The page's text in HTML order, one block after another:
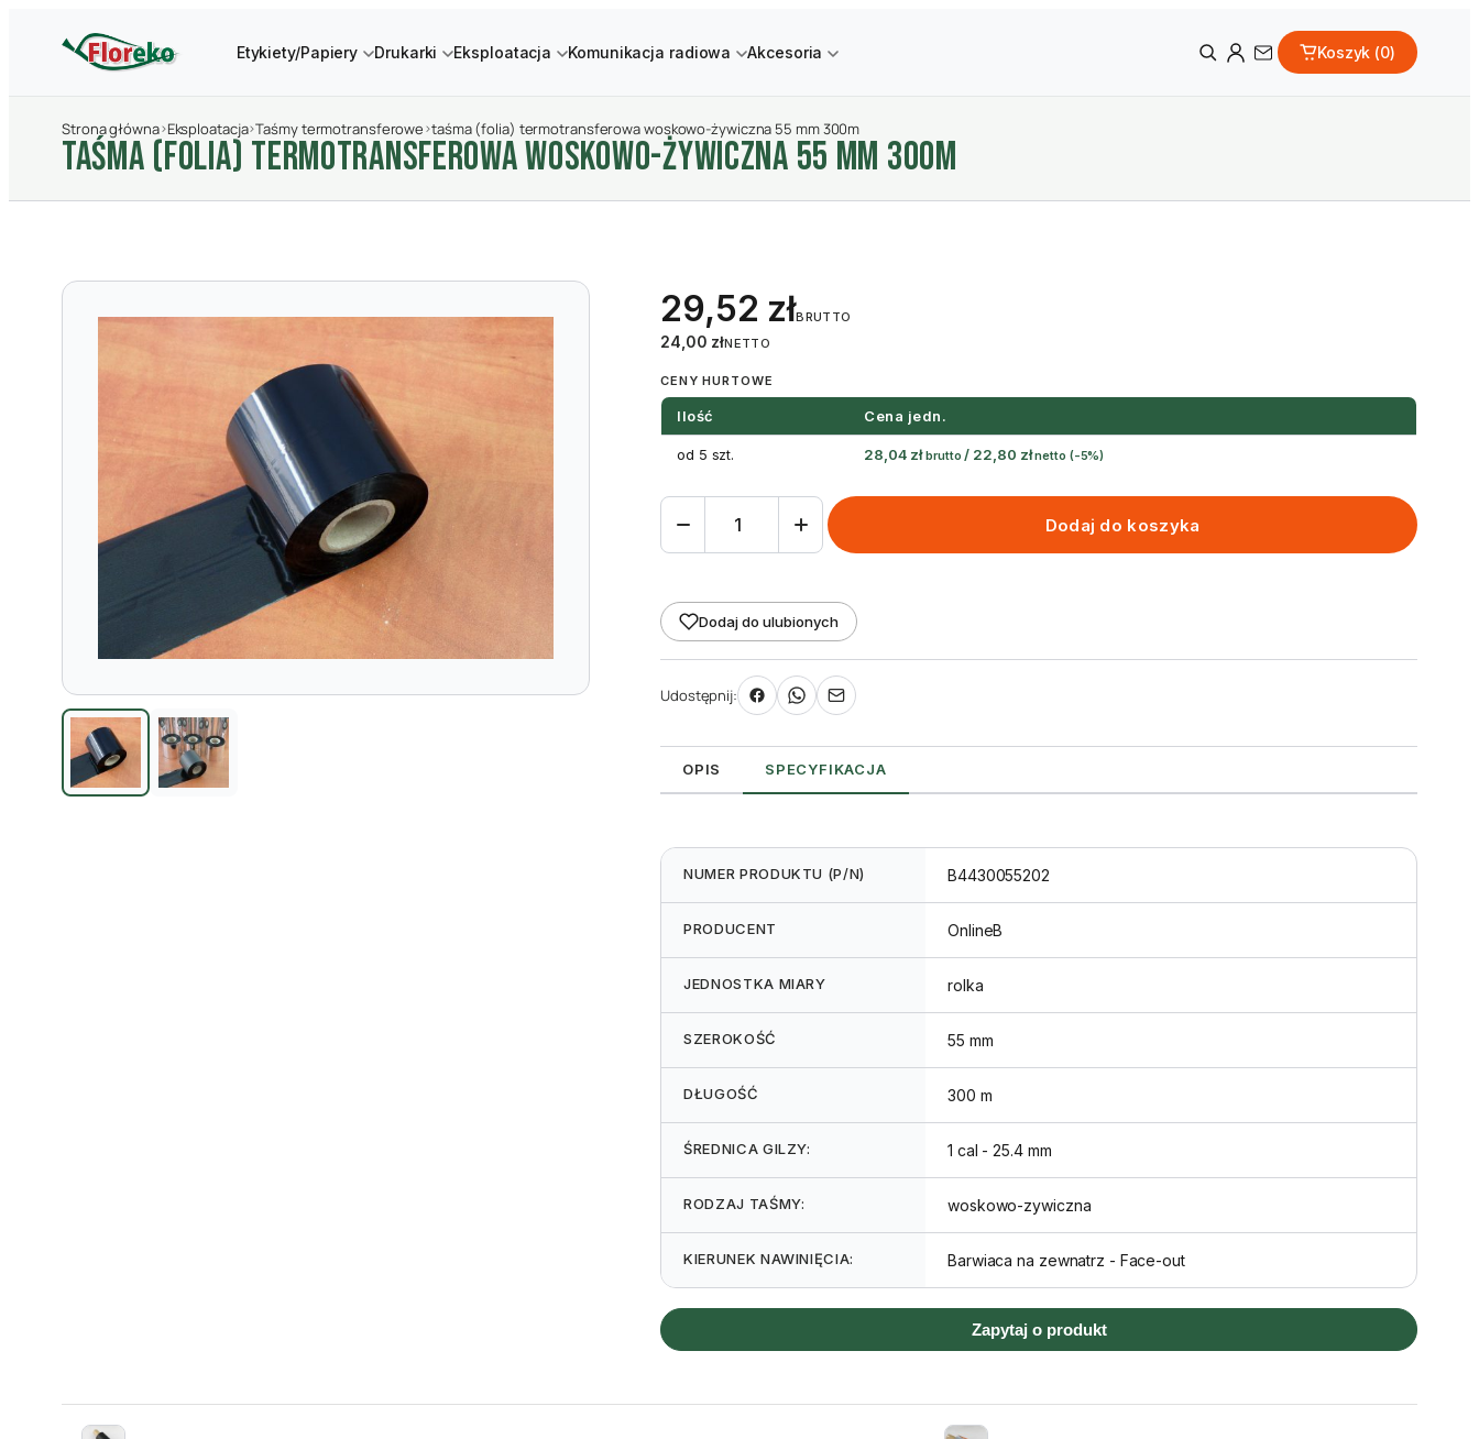
Etykiety/Papiery Drukarki Eksploatacja Komunikacja radiowa Akcesoria Koszyk (0)
Strona główna›Eksploatacja›Taśmy termotransferowe›taśma (folia) termotransferowa woskowo-żywiczna 55 mm 300m
TAśMA (FOLIA) TERMOTRANSFEROWA WOSKOWO-żYWICZNA 55 MM 300M
29,52 złBRUTTO
24,00 złNETTO
CENY HURTOWE
Ilość Cena jedn.
od 5 szt. 28,04 zł brutto / 22,80 zł netto (-5%)
ilość
taśma
termotransferowa
woskowo-
żywiczna
55
mm
300m
Dodaj do koszyka
Dodaj do ulubionych
Udostępnij:
OPIS SPECYFIKACJA
NUMER PRODUKTU (P/N) B4430055202
PRODUCENT OnlineB
JEDNOSTKA MIARY rolka
SZEROKOŚĆ 55 mm
DŁUGOŚĆ 300 m
ŚREDNICA GILZY: 1 cal - 25.4 mm
RODZAJ TAŚMY: woskowo-zywiczna
KIERUNEK NAWINIĘCIA: Barwiaca na zewnatrz - Face-out
Zapytaj o produkt